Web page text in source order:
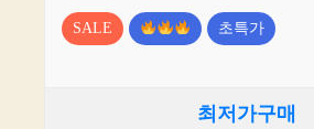
SALE 초특가
최저가구매